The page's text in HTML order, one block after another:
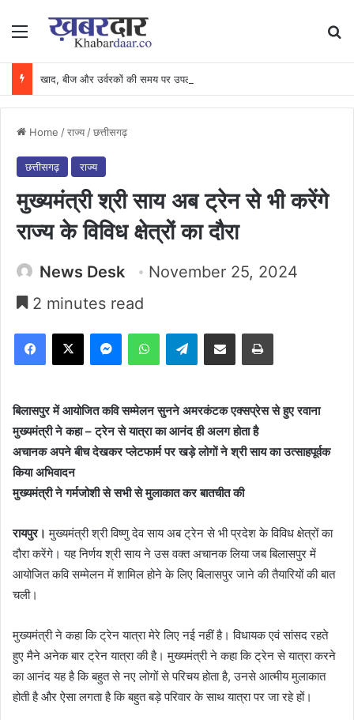
Menu
Home /राज्य /छत्तीसगढ़
छत्तीसगढ़ राज्य
मुख्यमंत्री श्री साय अब ट्रेन से भी करेंगे
राज्य के विविध क्षेत्रों का दौरा
News Desk
November 25, 2024
2 minutes read
Facebook
X MessengerWhatsAppTelegramShare via Email Print
बिलासपुर में आयोजित कवि सम्मेलन सुनने अमरकंटक एक्सप्रेस से हुए रवाना
मुख्यमंत्री ने कहा – ट्रेन से यात्रा का आनंद ही अलग होता है
अचानक अपने बीच देखकर प्लेटफार्म पर खड़े लोगों ने श्री साय का उत्साहपूर्वक
किया अभिवादन
मुख्यमंत्री ने गर्मजोशी से सभी से मुलाकात कर बातचीत की
रायपुर। मुख्यमंत्री श्री विष्णु देव साय अब ट्रेन से भी प्रदेश के विविध क्षेत्रों का
दौरा करेंगे। यह निर्णय श्री साय ने उस वक्त अचानक लिया जब बिलासपुर में
आयोजित कवि सम्मेलन में शामिल होने के लिए बिलासपुर जाने की तैयारियों की बात
चली।
मुख्यमंत्री ने कहा कि ट्रेन यात्रा मेरे लिए नई नहीं है। विधायक एवं सांसद रहते
हुए मैने अनेक बार ट्रेन यात्रा की है। मुख्यमंत्री ने कहा कि ट्रेन से यात्रा करने
का आनंद यह है कि बहुत से नए लोगों से परिचय होता है, उनसे आत्मीय मुलाकात
होती है और ऐसा लगता है कि बहुत बड़े परिवार के साथ यात्रा पर जा रहे हों।